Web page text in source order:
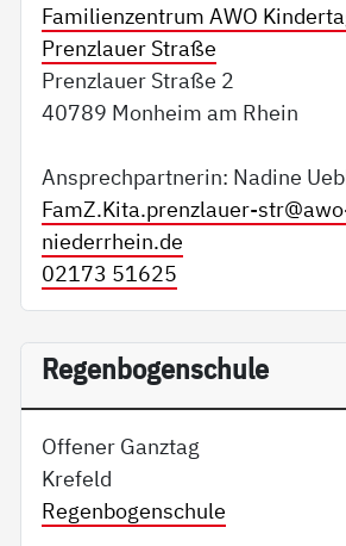
Familienzentrum AWO
Prenzlauer Straße
Prenzlauer Straße 2
40789 Monheim am Rhein
Ansprechpartnerin: Nadine
FamZ.Kita.prenzlauer-str@
niederrhein.de
02173 51625
Regenbogenschule
Offener Ganztag
Krefeld
Regenbogenschule